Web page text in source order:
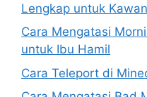
Lengkap untuk
Cara Mengatasi
untuk Ibu Hamil
Cara Teleport di